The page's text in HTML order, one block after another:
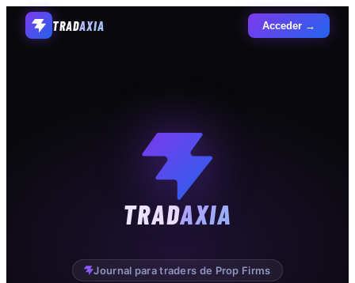
TRADAXIA Acceder →
TRADAXIA
Journal para traders de Prop Firms